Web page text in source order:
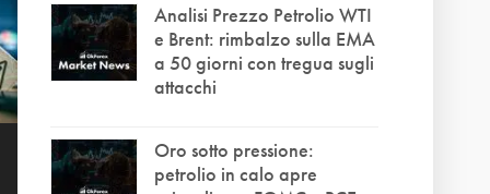
Analisi Prezzo Petrolio WTI
e Brent: rimbalzo sulla EMA
a 50 giorni con tregua sugli
attacchi
Oro sotto pressione:
petrolio in calo apre